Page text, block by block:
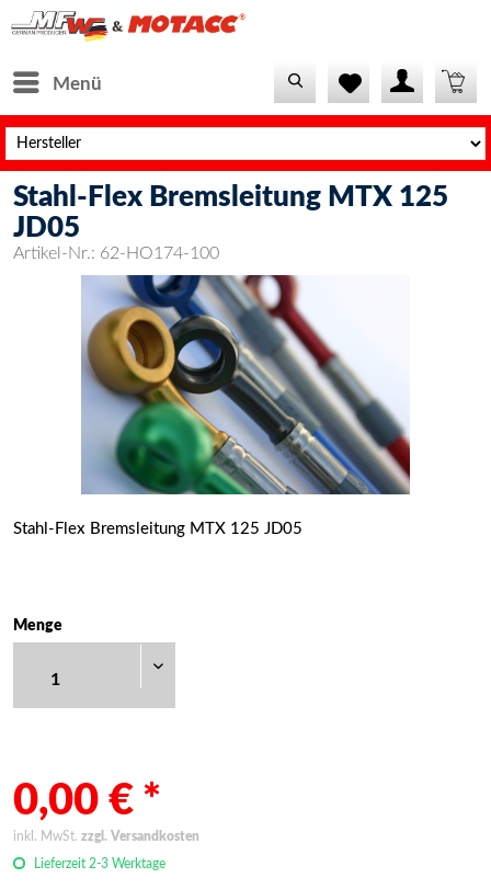
Menü
Stahl-Flex Bremsleitung MTX 125
JD05
Artikel-Nr.: 62-HO174-100
Stahl-Flex Bremsleitung MTX 125 JD05
Menge
0,00 € *
inkl. MwSt. zzgl. Versandkosten
Lieferzeit 2-3 Werktage